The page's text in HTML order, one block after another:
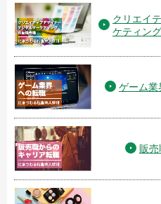
クリエイ
ケティン
ゲーム業
販